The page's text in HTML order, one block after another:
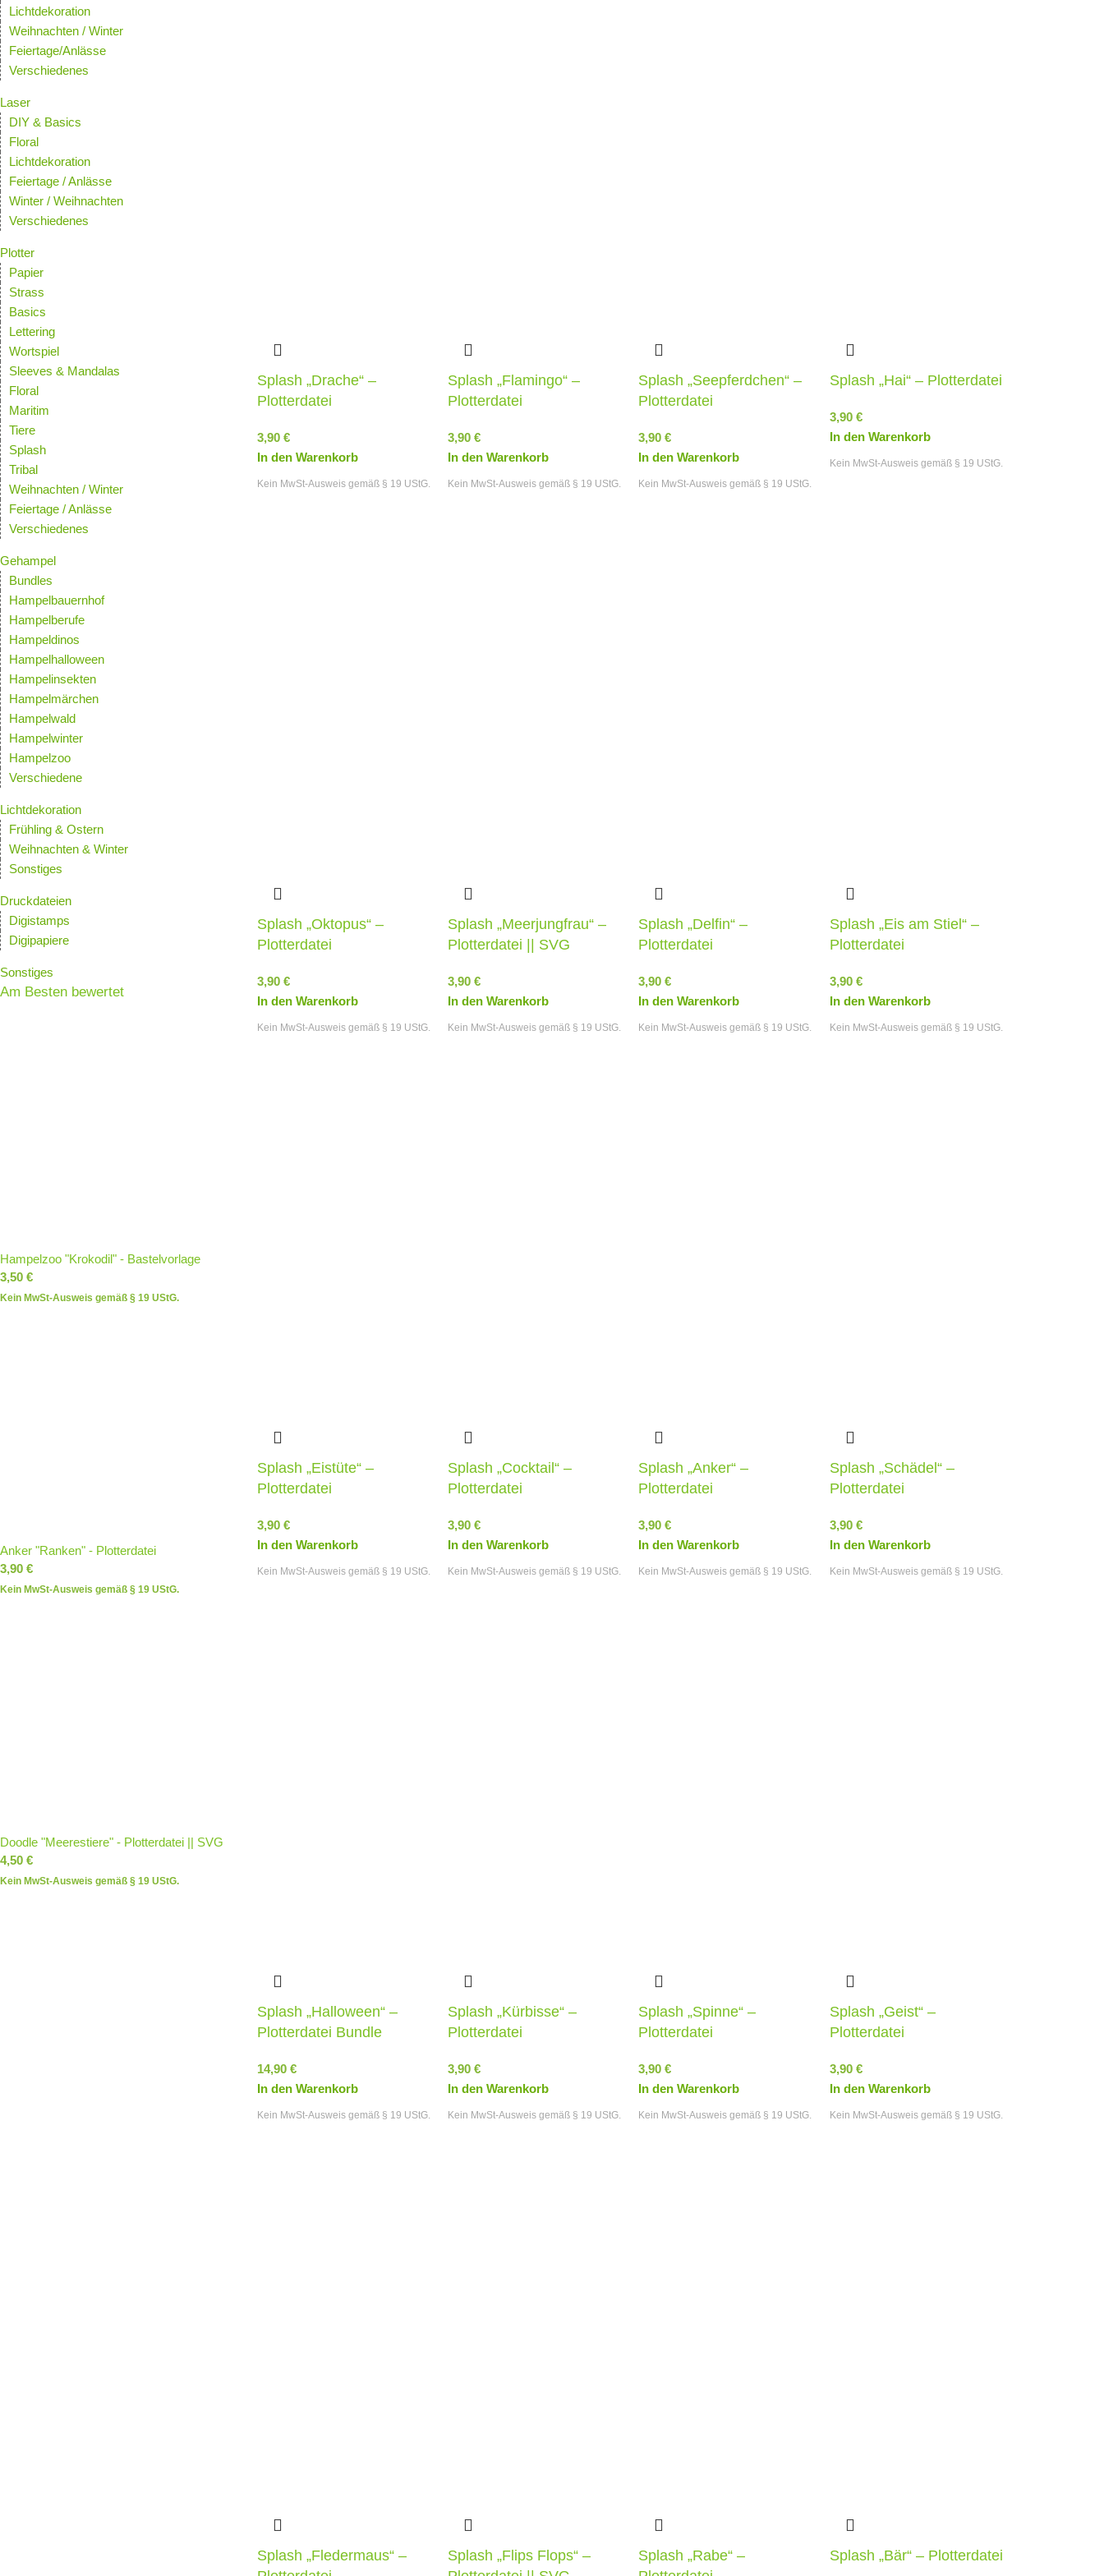
Lichtdekoration
Weihnachten / Winter
Feiertage/Anlässe
Verschiedenes
Laser
DIY & Basics
Floral
Lichtdekoration
Feiertage / Anlässe
Winter / Weihnachten
Verschiedenes
Plotter
Papier
Strass
Basics
Lettering
Wortspiel
Sleeves & Mandalas
Floral
Maritim
Tiere
Splash
Tribal
Weihnachten / Winter
Feiertage / Anlässe
Verschiedenes
Gehampel
Bundles
Hampelbauernhof
Hampelberufe
Hampeldinos
Hampelhalloween
Hampelinsekten
Hampelmärchen
Hampelwald
Hampelwinter
Hampelzoo
Verschiedene
Lichtdekoration
Frühling & Ostern
Weihnachten & Winter
Sonstiges
Druckdateien
Digistamps
Digipapiere
Sonstiges
Am Besten bewertet
Hampelzoo "Krokodil" - Bastelvorlage
3,50 €
Kein MwSt-Ausweis gemäß § 19 UStG.
Anker "Ranken" - Plotterdatei
3,90 €
Kein MwSt-Ausweis gemäß § 19 UStG.
Doodle "Meerestiere" - Plotterdatei || SVG
4,50 €
Kein MwSt-Ausweis gemäß § 19 UStG.
Splash „Drache“ –
Plotterdatei
3,90 €
In den Warenkorb
Kein MwSt-Ausweis gemäß § 19 UStG.
Splash „Flamingo“ –
Plotterdatei
3,90€
In den Warenkorb
Kein MwSt-Ausweis gemäß § 19 UStG.
Splash „Seepferdchen“ –
Plotterdatei
3,90€
In den Warenkorb
Kein MwSt-Ausweis gemäß § 19 UStG.
Splash „Hai“ – Plotterdatei
3,90 €
In den Warenkorb
Kein MwSt-Ausweis gemäß § 19 UStG.
Splash „Oktopus“ –
Plotterdatei
3,90 €
In den Warenkorb
Kein MwSt-Ausweis gemäß § 19 UStG.
Splash „Meerjungfrau“ –
Plotterdatei || SVG
3,90€
In den Warenkorb
Kein MwSt-Ausweis gemäß § 19 UStG.
Splash „Delfin“ –
Plotterdatei
3,90€
In den Warenkorb
Kein MwSt-Ausweis gemäß § 19 UStG.
Splash „Eis am Stiel“ –
Plotterdatei
3,90 €
In den Warenkorb
Kein MwSt-Ausweis gemäß § 19 UStG.
Splash „Eistüte“ –
Plotterdatei
3,90 €
In den Warenkorb
Kein MwSt-Ausweis gemäß § 19 UStG.
Splash „Cocktail“ –
Plotterdatei
3,90€
In den Warenkorb
Kein MwSt-Ausweis gemäß § 19 UStG.
Splash „Anker“ –
Plotterdatei
3,90€
In den Warenkorb
Kein MwSt-Ausweis gemäß § 19 UStG.
Splash „Schädel“ –
Plotterdatei
3,90 €
In den Warenkorb
Kein MwSt-Ausweis gemäß § 19 UStG.
Splash „Halloween“ –
Plotterdatei Bundle
14,90 €
In den Warenkorb
Kein MwSt-Ausweis gemäß § 19 UStG.
Splash „Kürbisse“ –
Plotterdatei
3,90€
In den Warenkorb
Kein MwSt-Ausweis gemäß § 19 UStG.
Splash „Spinne“ –
Plotterdatei
3,90€
In den Warenkorb
Kein MwSt-Ausweis gemäß § 19 UStG.
Splash „Geist“ –
Plotterdatei
3,90 €
In den Warenkorb
Kein MwSt-Ausweis gemäß § 19 UStG.
Splash „Fledermaus“ –
Splash „Flips Flops“ –
Splash „Rabe“ –
Splash „Bär“ – Plotterdatei